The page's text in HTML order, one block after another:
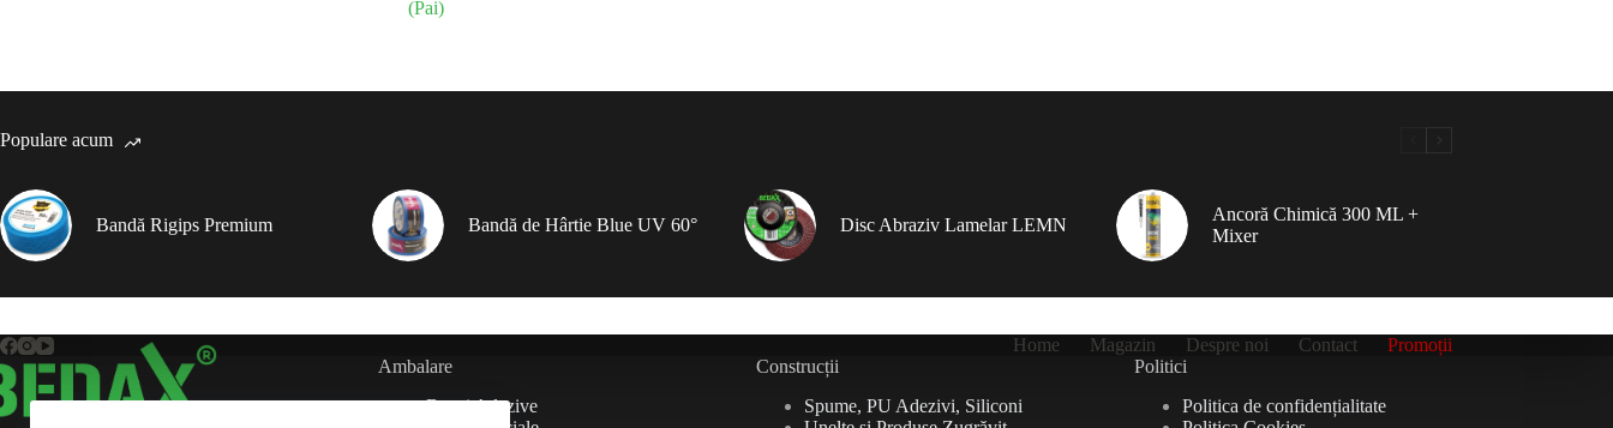
(Pai)
Populare acum
Bandă Rigips Premium Bandă de Hârtie Blue UV 60° Disc Abraziv Lamelar LEMN
Ancoră Chimică 300 ML +
Mixer
Home Magazin Despre noi Contact
Promoții
Ambalare
Benzi Adezive
Construcții
Spume, PU Adezivi, Siliconi
Politici
Politica de confidențialitate